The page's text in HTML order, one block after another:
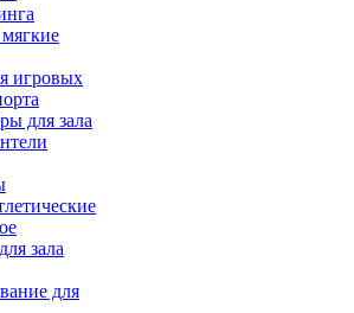
игровых
для зала
зала
для